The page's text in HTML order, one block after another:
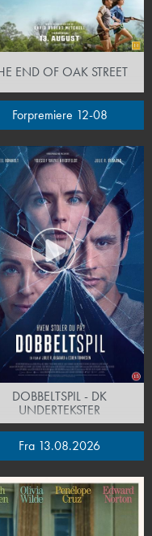
END OF OAK STREET
Forpremiere 12-08
DOBBELTSPIL - DK
UNDERTEKSTER
Fra 13.08.2026